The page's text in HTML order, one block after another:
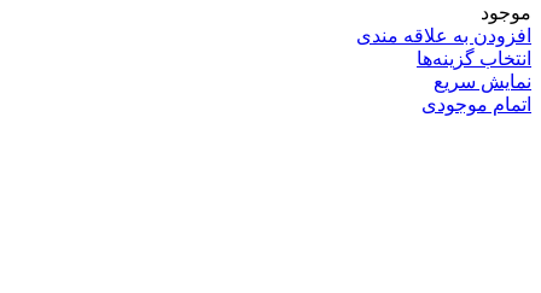
موجود
افزودن به علاقه مندی
انتخاب گزینه‌ها
نمایش سریع
اتمام موجودی